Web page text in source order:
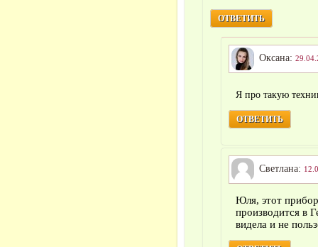
ОТВЕТИТЬ
Оксана:
Я про такую
ОТВЕТИТЬ
Светлана:
Юля, этот
производится в
видела и не